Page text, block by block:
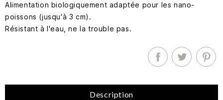
Alimentation biologiquement adaptée pour les nano-
poissons (jusqu'à 3 cm).
Résistant à l'eau, ne la trouble pas.
Description